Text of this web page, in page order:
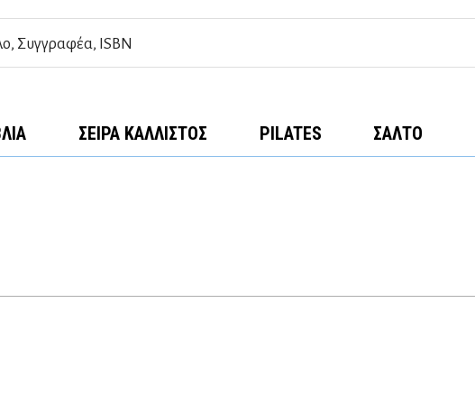
ΣΕΙΡΆ ΚΆΛΛΙΣΤΟΣ PILATES ΣΑΛΤΟ